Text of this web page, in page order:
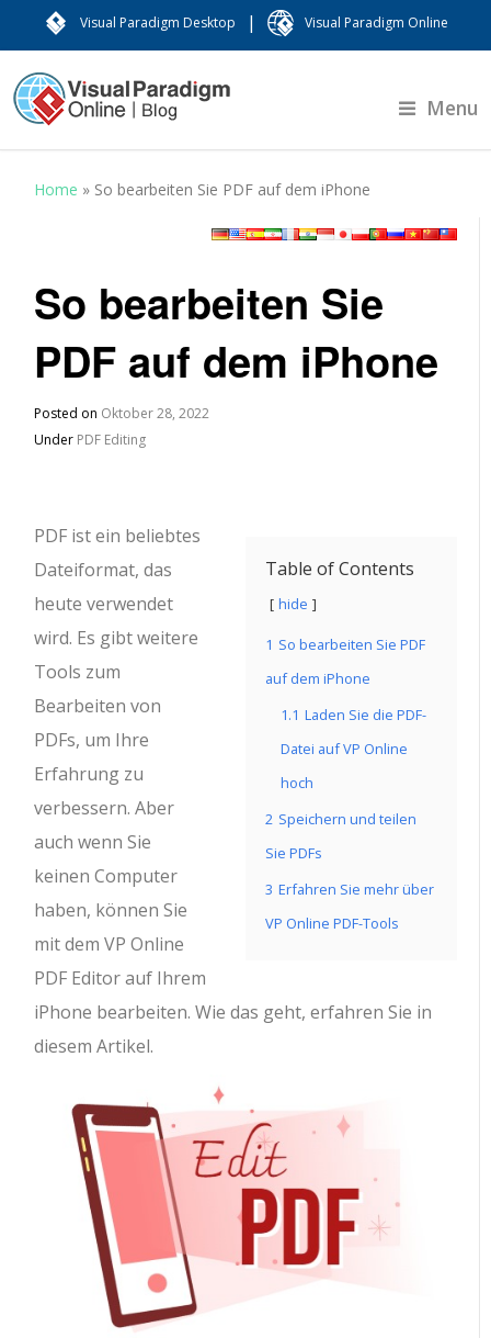
Visual Paradigm Desktop | Visual Paradigm Online
Menu
Home » So bearbeiten Sie PDF auf dem iPhone
So bearbeiten Sie
PDF auf dem iPhone
Posted on Oktober 28, 2022
Under PDF Editing
Table of Contents
hide
1 So bearbeiten Sie PDF
auf dem iPhone
1.1 Laden Sie die PDF-
Datei auf VP Online
hoch
2 Speichern und teilen
Sie PDFs
3 Erfahren Sie mehr über
VP Online PDF-Tools
PDF ist ein beliebtes
Dateiformat, das
heute verwendet
wird. Es gibt weitere
Tools zum
Bearbeiten von
PDFs, um Ihre
Erfahrung zu
verbessern. Aber
auch wenn Sie
keinen Computer
haben, können Sie
mit dem VP Online
PDF Editor auf Ihrem
iPhone bearbeiten. Wie das geht, erfahren Sie in
diesem Artikel.